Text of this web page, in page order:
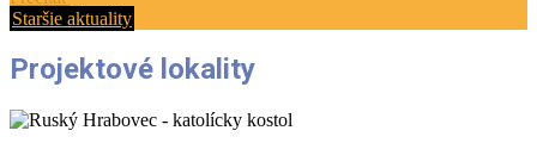
Staršie aktuality
Projektové lokality